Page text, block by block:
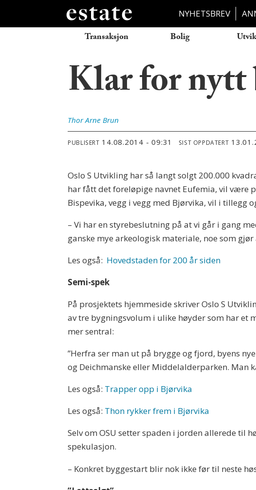
NYHETSBREV
Transaksjon Bolig
Klar for
Thor Arne Brun
PUBLISERT 14.08.2014 - 09:31 SIST OPPDATERT
Oslo S Utvikling har så langt solgt 200.000
har fått det foreløpige navnet Eufemia, vil være
Bispevika, vegg i vegg med Bjørvika, vil i tillegg
– Vi har en styrebeslutning på at vi går i gang
ganske mye arkeologisk materiale, noe som
Les også: Hovedstaden for 200 år siden
Semi-spek
På prosjektets hjemmeside skriver Oslo S
av tre bygningsvolum i ulike høyder som har et
mer sentral:
”Herfra ser man ut på brygge og fjord, byens
og Deichmanske eller Middelalderparken. Man
Les også: Trapper opp i Bjørvika
Les også: Thon rykker frem i Bjørvika
Selv om OSU setter spaden i jorden allerede til
spekulasjon.
– Konkret byggestart blir nok ikke før til neste